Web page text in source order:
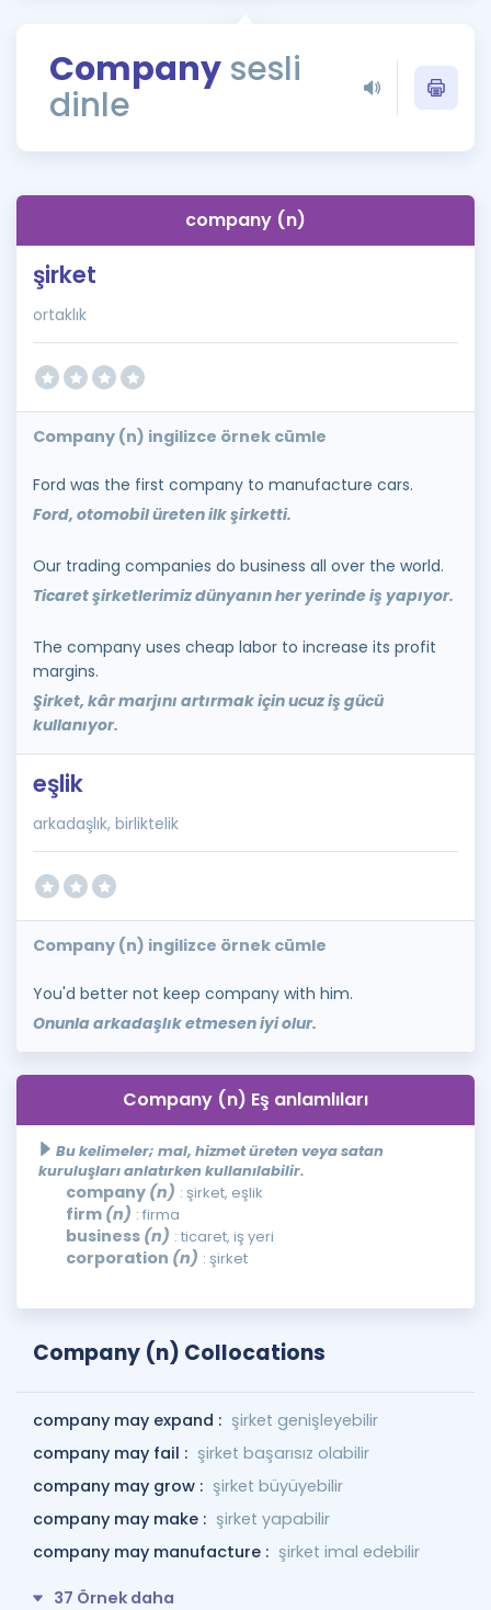
Rehberlik Aracı
ÖSYM Sınav Takvimi
İngilizce Gramer
Company sesli
dinle
company (n)
şirket
ortaklık
Company (n) ingilizce örnek cümle
Ford was the first company to manufacture cars.
Ford, otomobil üreten ilk şirketti.
Our trading companies do business all over the world.
Ticaret şirketlerimiz dünyanın her yerinde iş yapıyor.
The company uses cheap labor to increase its profit
margins.
Şirket, kâr marjını artırmak için ucuz iş gücü
kullanıyor.
eşlik
arkadaşlık, birliktelik
Company (n) ingilizce örnek cümle
You'd better not keep company with him.
Onunla arkadaşlık etmesen iyi olur.
Company (n) Eş anlamlıları
Bu kelimeler; mal, hizmet üreten veya satan
kuruluşları anlatırken kullanılabilir.
company (n) : şirket, eşlik
firm (n) : firma
business (n) : ticaret, iş yeri
corporation (n) : şirket
Company (n) Collocations
company may expand : şirket genişleyebilir
company may fail : şirket başarısız olabilir
company may grow : şirket büyüyebilir
company may make : şirket yapabilir
company may manufacture : şirket imal edebilir
37 Örnek daha